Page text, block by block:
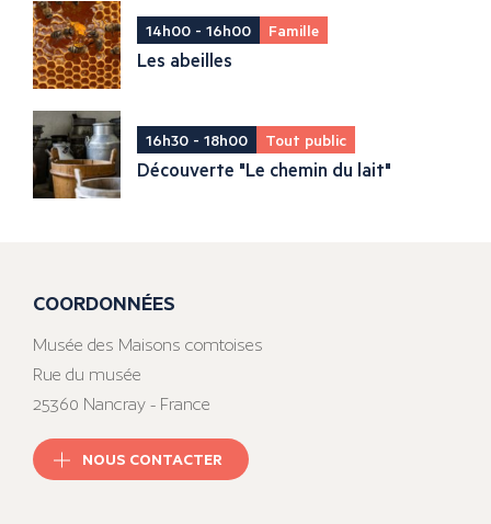
14h00 - 16h00 Famille
Les abeilles
16h30 - 18h00 Tout public
Découverte "Le chemin du lait"
COORDONNÉES
Musée des Maisons comtoises
Rue du musée
25360 Nancray - France
NOUS CONTACTER